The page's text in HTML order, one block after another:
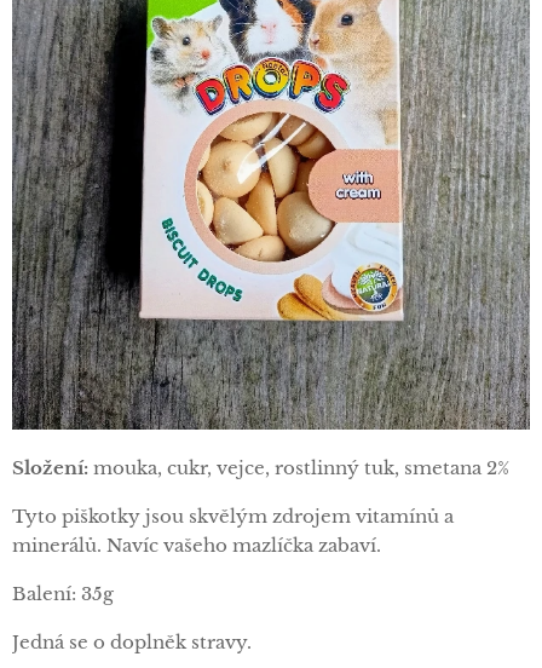
Složení: mouka, cukr, vejce, rostlinný tuk, smetana 2%
Tyto piškotky jsou skvělým zdrojem vitamínů a
minerálů. Navíc vašeho mazlíčka zabaví.
Balení: 35g
Jedná se o doplněk stravy.